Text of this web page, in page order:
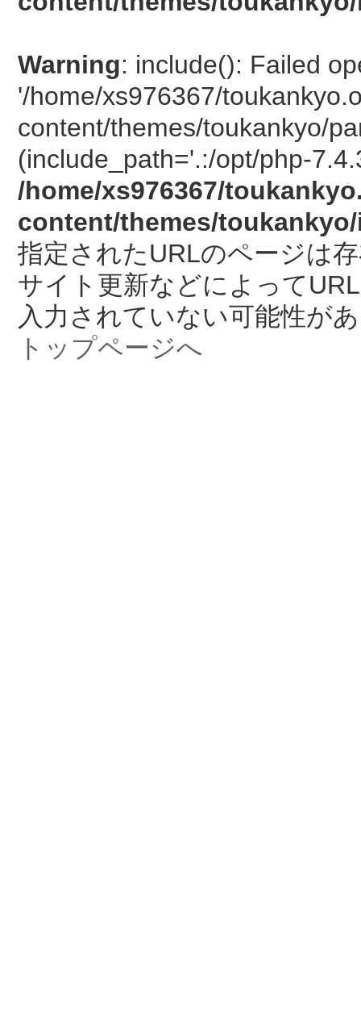
Warning: include(): Failed
'/home/xs976367/
content/themes/toukankyo/
(include_path='.:/opt/php-
/home/xs976367/
content/themes/
指定されたURLのページは
サイト更新などによって
入力されていない可能性が
トップページへ